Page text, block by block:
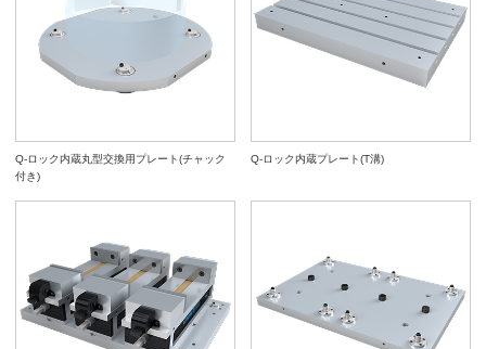
Q-ロック内蔵丸型交換用プレート(チャック
付き)
Q-ロック内蔵プレート(T溝)